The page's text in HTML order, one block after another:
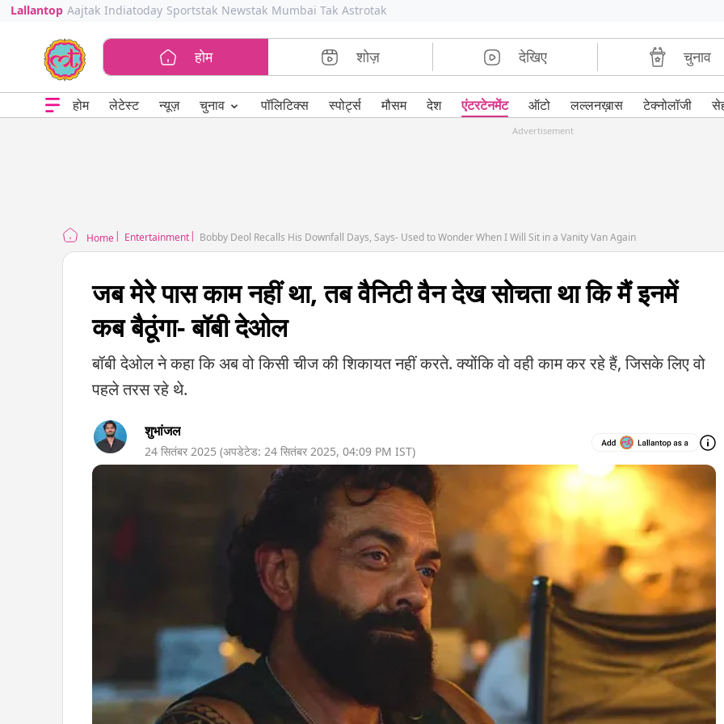
Lallantop Aajtak Indiatoday Sportstak Newstak Mumbai Tak Astrotak
होम शोज़ देखिए चुनाव
होम लेटेस्ट न्यूज़ चुनाव ⌄ पॉलिटिक्स स्पोर्ट्स मौसम देश एंटरटेनमेंट ऑटो लल्लनख़ास टेक्नोलॉजी
Advertisement
Home Entertainment Bobby Deol Recalls His Downfall Days, Says- Used to Wonder When I Will Sit in a Vanity Van Again
जब मेरे पास काम नहीं था, तब वैनिटी वैन देख सोचता था कि मैं इनमें
कब बैठूंगा- बॉबी देओल
बॉबी देओल ने कहा कि अब वो किसी चीज की शिकायत नहीं करते. क्योंकि वो वही काम कर रहे हैं, जिसके लिए वो
पहले तरस रहे थे.
शुभांजल
24 सितंबर 2025 (अपडेटेड: 24 सितंबर 2025, 04:09 PM IST)